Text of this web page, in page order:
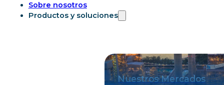
Sobre nosotros
Productos y soluciones
Nuestros Mercados